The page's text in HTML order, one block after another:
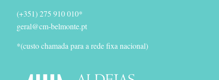
(+351) 275 910 010*
geral@cm-belmonte.pt
*(custo chamada para a rede fixa nacional)